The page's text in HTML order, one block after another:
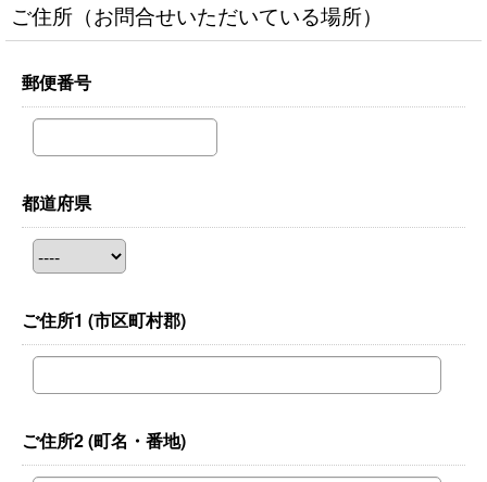
ご住所（お問合せいただいている場所）
郵便番号
都道府県
ご住所1 (市区町村郡)
ご住所2(町名・番地)